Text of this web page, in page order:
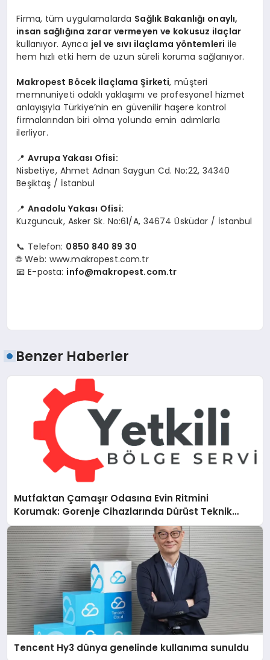
Firma, tüm uygulamalarda Sağlık Bakanlığı onaylı,
insan sağlığına zarar vermeyen ve kokusuz ilaçlar
kullanıyor. Ayrıca jel ve sıvı ilaçlama yöntemleri ile
hem hızlı etki hem de uzun süreli koruma sağlanıyor.
Makropest Böcek İlaçlama Şirketi, müşteri
memnuniyeti odaklı yaklaşımı ve profesyonel hizmet
anlayışıyla Türkiye’nin en güvenilir haşere kontrol
firmalarından biri olma yolunda emin adımlarla
ilerliyor.
📍Avrupa Yakası Ofisi:
Nisbetiye, Ahmet Adnan Saygun Cd. No:22, 34340
Beşiktaş / İstanbul
📍Anadolu Yakası Ofisi:
Kuzguncuk, Asker Sk. No:61/A, 34674 Üsküdar / İstanbul
📞 Telefon: 0850 840 89 30
🌐 Web: www.makropest.com.tr
📧 E-posta: info@makropest.com.tr
Benzer Haberler
Mutfaktan Çamaşır Odasına Evin Ritmini
Korumak: Gorenje Cihazlarında Dürüst Teknik
Destek Deneyimi
Tencent Hy3 dünya genelinde kullanıma sunuldu